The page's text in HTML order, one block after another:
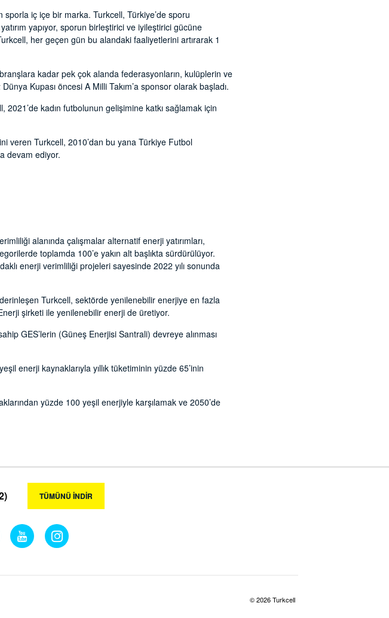
iç içe bir marka. Turkcell, Türkiye’de sporu
yapıyor, sporun birleştirici ve iyileştirici gücüne
her geçen gün bu alandaki faaliyetlerini artırarak 1
kadar pek çok alanda federasyonların, kulüplerin ve
Kupası öncesi A Milli Takım’a sponsor olarak başladı.
2021’de kadın futbolunun gelişimine katkı sağlamak için
veren Turkcell, 2010’dan bu yana Türkiye Futbol
devam ediyor.
alanında çalışmalar alternatif enerji yatırımları,
toplamda 100’e yakın alt başlıkta sürdürülüyor.
enerji verimliliği projeleri sayesinde 2022 yılı sonunda
Turkcell, sektörde yenilenebilir enerjiye en fazla
şirketi ile yenilenebilir enerji de üretiyor.
GES’lerin (Güneş Enerjisi Santrali) devreye alınması
enerji kaynaklarıyla yıllık tüketiminin yüzde 65’inin
yüzde 100 yeşil enerjiyle karşılamak ve 2050’de
TÜMÜNÜ İNDİR
© 2026 Turkcell